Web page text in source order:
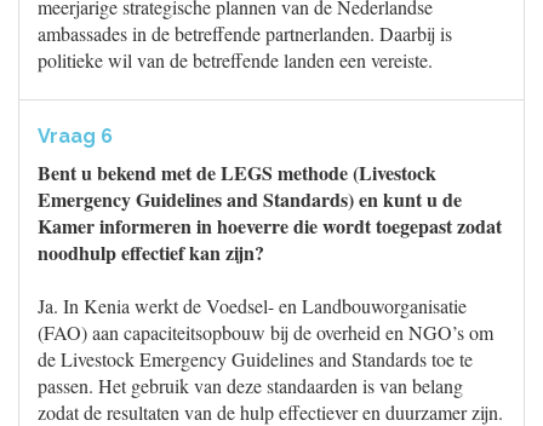
meerjarige strategische plannen van de Nederlandse
ambassades in de betreffende partnerlanden. Daarbij is
politieke wil van de betreffende landen een vereiste.
Vraag 6
Bent u bekend met de LEGS methode (Livestock
Emergency Guidelines and Standards) en kunt u de
Kamer informeren in hoeverre die wordt toegepast zodat
noodhulp effectief kan zijn?
Ja. In Kenia werkt de Voedsel- en Landbouworganisatie
(FAO) aan capaciteitsopbouw bij de overheid en NGO’s om
de Livestock Emergency Guidelines and Standards toe te
passen. Het gebruik van deze standaarden is van belang
zodat de resultaten van de hulp effectiever en duurzamer zijn.